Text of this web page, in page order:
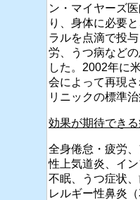
ン・マイヤーズ
り、身体に必要
ラルを点滴で投
労、うつ病など
した。2002年に
会によって再現
リニックの標準
効果が期待できる
全身倦怠・疲労
性上気道炎、イン
不眠、うつ症状
レルギー性鼻炎